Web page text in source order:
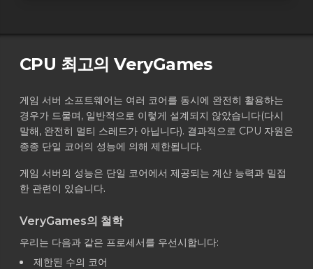
CPU 최고의 VeryGames
게임 서버 소프트웨어는 여러 코어를 동시에 완전히 활용하는
경우가 드물며, 일반적으로 이렇게 설계되지 않았습니다(다시
말해, 완전히 멀티 스레드가 아닙니다). 결과적으로 CPU 자원은
종종 단일 코어의 성능에 의해 제한됩니다.
게임 서버의 성능은 단일 코어에서 제공되는 계산 능력과 밀접
한 관련이 있습니다.
VeryGames의 철학
우리는 다음과 같은 프로세서를 우선시합니다:
제한된 수의 코어